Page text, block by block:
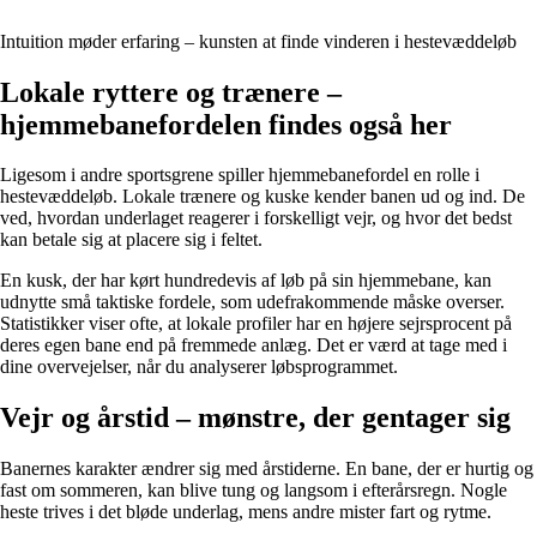
Intuition møder erfaring – kunsten at finde vinderen i hestevæddeløb
Lokale ryttere og trænere –
hjemmebanefordelen findes også her
Ligesom i andre sportsgrene spiller hjemmebanefordel en rolle i
hestevæddeløb. Lokale trænere og kuske kender banen ud og ind. De
ved, hvordan underlaget reagerer i forskelligt vejr, og hvor det bedst
kan betale sig at placere sig i feltet.
En kusk, der har kørt hundredevis af løb på sin hjemmebane, kan
udnytte små taktiske fordele, som udefrakommende måske overser.
Statistikker viser ofte, at lokale profiler har en højere sejrsprocent på
deres egen bane end på fremmede anlæg. Det er værd at tage med i
dine overvejelser, når du analyserer løbsprogrammet.
Vejr og årstid – mønstre, der gentager sig
Banernes karakter ændrer sig med årstiderne. En bane, der er hurtig og
fast om sommeren, kan blive tung og langsom i efterårsregn. Nogle
heste trives i det bløde underlag, mens andre mister fart og rytme.